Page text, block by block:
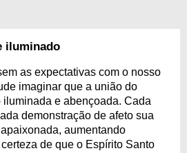
iluminado
as expectativas com o nosso
imaginar que a união do
iluminada e abençoada. Cada
demonstração de afeto sua
aumentando
de que o Espírito Santo